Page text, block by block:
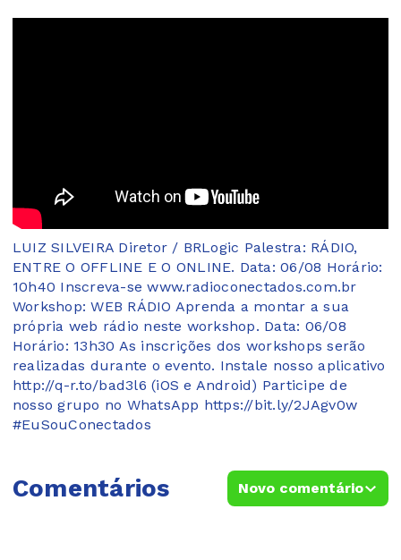
LUIZ SILVEIRA Diretor / BRLogic Palestra: RÁDIO,
ENTRE O OFFLINE E O ONLINE. Data: 06/08 Horário:
10h40 Inscreva-se www.radioconectados.com.br
Workshop: WEB RÁDIO Aprenda a montar a sua
própria web rádio neste workshop. Data: 06/08
Horário: 13h30 As inscrições dos workshops serão
realizadas durante o evento. Instale nosso aplicativo
http://q-r.to/bad3l6 (iOS e Android) Participe de
nosso grupo no WhatsApp https://bit.ly/2JAgv0w
#EuSouConectados
Comentários Novo comentário